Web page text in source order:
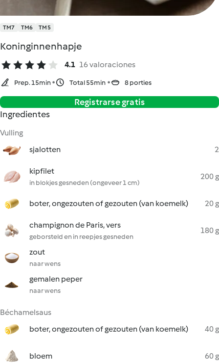
TM7 TM6 TM5
Koninginnenhapje
4.1 16 valoraciones
Prep. 15min Total 55min 8 porties
Registrarse gratis
Ingredientes
Vulling
sjalotten
2
kipfilet
in blokjes gesneden (ongeveer 1 cm)
200 g
boter, ongezouten of gezouten (van koemelk) 20 g
champignon de Paris, vers
geborsteld en in reepjes gesneden
180 g
zout
naar wens
gemalen peper
naar wens
Béchamelsaus
boter, ongezouten of gezouten (van koemelk)
40 g
bloem 60 g